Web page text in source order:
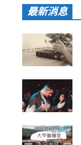
最新消息